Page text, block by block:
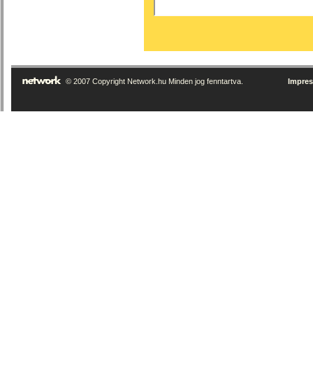
© 2007 Copyright Network.hu Minden jog fenntartva.